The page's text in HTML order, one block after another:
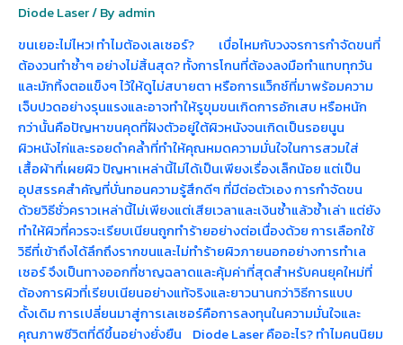
Diode Laser/ By admin
ขนเยอะไม่ไหว! ทำไมต้องเลเซอร์? เบื่อไหมกับวงจรการกำจัดขนที่
ต้องวนทำซ้ำๆ อย่างไม่สิ้นสุด? ทั้งการโกนที่ต้องลงมือทำแทบทุกวัน
และมักทิ้งตอแข็งๆ ไว้ให้ดูไม่สบายตา หรือการแว็กซ์ที่มาพร้อมความ
เจ็บปวดอย่างรุนแรงและอาจทำให้รูขุมขนเกิดการอักเสบ หรือหนัก
กว่านั้นคือปัญหาขนคุดที่ฝังตัวอยู่ใต้ผิวหนังจนเกิดเป็นรอยนูน
ผิวหนังไก่และรอยดำคล้ำที่ทำให้คุณหมดความมั่นใจในการสวมใส่
เสื้อผ้าที่เผยผิว ปัญหาเหล่านี้ไม่ได้เป็นเพียงเรื่องเล็กน้อย แต่เป็น
อุปสรรคสำคัญที่บั่นทอนความรู้สึกดีๆ ที่มีต่อตัวเอง การกำจัดขน
ด้วยวิธีชั่วคราวเหล่านี้ไม่เพียงแต่เสียเวลาและเงินซ้ำแล้วซ้ำเล่า แต่ยัง
ทำให้ผิวที่ควรจะเรียบเนียนถูกทำร้ายอย่างต่อเนื่องด้วย การเลือกใช้
วิธีที่เข้าถึงได้ลึกถึงรากขนและไม่ทำร้ายผิวภายนอกอย่างการทำเล
เซอร์ จึงเป็นทางออกที่ชาญฉลาดและคุ้มค่าที่สุดสำหรับคนยุคใหม่ที่
ต้องการผิวที่เรียบเนียนอย่างแท้จริงและยาวนานกว่าวิธีการแบบ
ดั้งเดิม การเปลี่ยนมาสู่การเลเซอร์คือการลงทุนในความมั่นใจและ
คุณภาพชีวิตที่ดีขึ้นอย่างยั่งยืน Diode Laser คืออะไร? ทำไมคนนิยม